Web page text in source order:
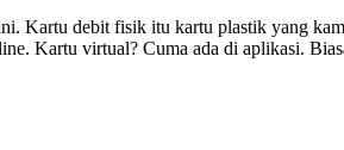
Kartu debit fisik itu kartu plastik yang
Kartu virtual? Cuma ada di aplikasi.